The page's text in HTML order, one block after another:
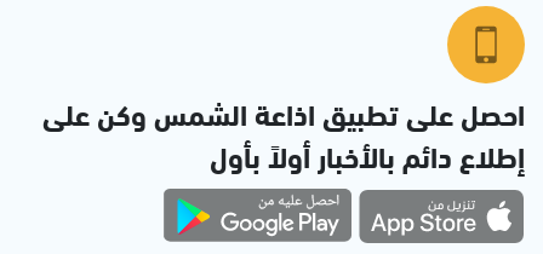
احصل على تطبيق اذاعة الشمس وكن على
إطلاع دائم بالأخبار أولاً بأول